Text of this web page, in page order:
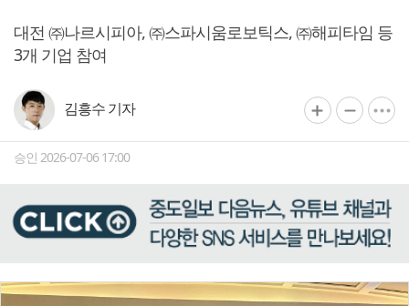
대전 ㈜나르시피아, ㈜스파시움로보틱스, ㈜해피타임 등
3개 기업 참여
김흥수 기자
승인 2026-07-06 17:00